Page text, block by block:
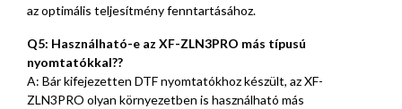
az optimális teljesítmény fenntartásához.
Q5: Használható-e az XF-ZLN3PRO más típusú
nyomtatókkal??
A: Bár kifejezetten DTF nyomtatókhoz készült, az XF-
ZLN3PRO olyan környezetben is használható más